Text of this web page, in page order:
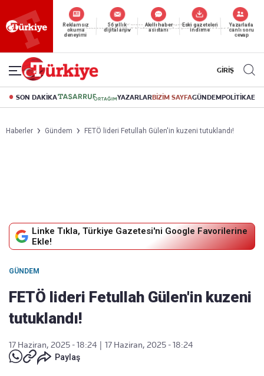
Reklamsız
okuma
deneyimi
56 yıllık
dijital arşiv
Akıllı haber
asistanı
Eski gazeteleri
indirme
Yazarlarla
canlı soru
cevap
GİRİŞ
SON DAKİKA YAZARLARBİZİM SAYFAGÜNDEMPOLİTİKA
Haberler Gündem FETÖ lideri Fetullah Gülen'in kuzeni tutuklandı!
Linke Tıkla, Türkiye Gazetesi'ni Google Favorilerine
Ekle!
GÜNDEM
FETÖ lideri Fetullah Gülen'in kuzeni
tutuklandı!
17 Haziran, 2025 - 18:24
17 Haziran, 2025 - 18:24
Paylaş